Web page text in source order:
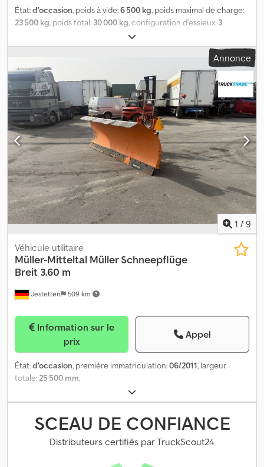
État:d'occasion, poids à vide:6 500 kg, poids maximal de charge:
23 500 kg, poids total: 30 000 kg, configuration d'essieux: 3
, première immatriculation:
dimension des pneus:235 / 75 R 17,5, couleur:autre, type
235 / 75 R 17,5 , taille de
pneu arrière:
, cabine conducteur:autre, classe
d'émission:aucun, carburant:biodiesel , Équipement:
ABS, frein à
air comprimé
, Véhicule vendu sur mandat du client. Certaines
planches en bois défectueuses. 17 paires d’anneaux d’arrimage.
Hauteur de chargement d’environ 900 mm. — Sous réserve
d’erreurs d’impression, de fautes ou de modifications. Photos à
titre d’exemple —. Plus d’informations sur : !, Plus de détails : !
Crjdpfszqfr Dex Andsf
Annonce
1 / 9
Jestetten 509 km
Véhicule utilitaire
Müller-Mitteltal Müller Schneepflüge
Breit 3.60 m
prix
Appel
État:d'occasion, première immatriculation:06/2011, largeur
totale:25 500 mm,
SCEAU DE CONFIANCE
Distributeurs certifiés par TruckScout24